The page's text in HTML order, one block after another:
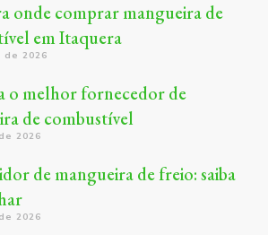
onde comprar mangueira de
em Itaquera
de 2026
o melhor fornecedor de
de combustível
2026
de mangueira de freio: saiba
2026